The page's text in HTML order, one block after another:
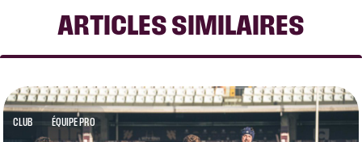
ARTICLES SIMILAIRES
CLUB ÉQUIPE PRO